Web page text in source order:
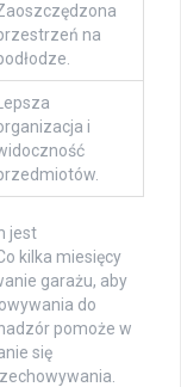
na
i
jest
kilka miesięcy
garażu, aby
do
pomoże w
się